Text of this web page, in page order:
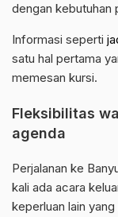
dengan kebutuhan
Informasi seperti
satu hal pertama
memesan kursi.
Fleksibilitas
agenda
Perjalanan ke
kali ada acara
keperluan lain